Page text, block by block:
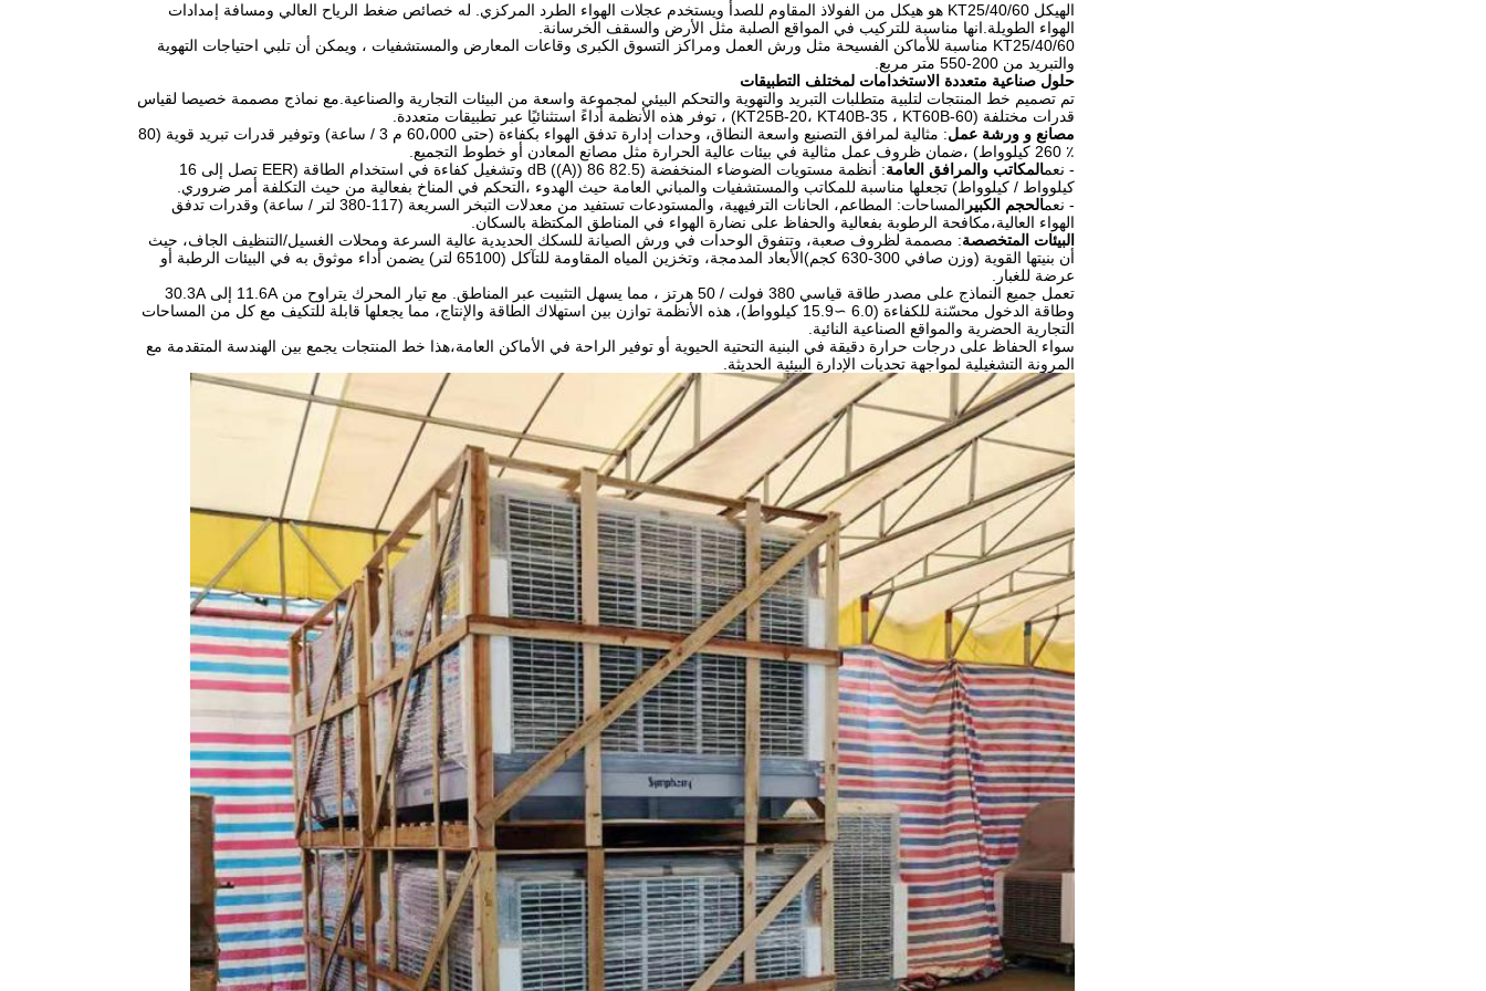
الهيكل KT25/40/60 هو هيكل من الفولاذ المقاوم للصدأ ويستخدم عجلات الهواء الطرد المركزي. له خصائص ضغط الرياح العالي ومسافة إمدادات
الهواء الطويلة.انها مناسبة للتركيب في المواقع الصلبة مثل الأرض والسقف الخرسانة.
KT25/40/60 مناسبة للأماكن الفسيحة مثل ورش العمل ومراكز التسوق الكبرى وقاعات المعارض والمستشفيات ، ويمكن أن تلبي احتياجات التهوية
والتبريد من 200-550 متر مربع.
حلول صناعية متعددة الاستخدامات لمختلف التطبيقات
تم تصميم خط المنتجات لتلبية متطلبات التبريد والتهوية والتحكم البيئي لمجموعة واسعة من البيئات التجارية والصناعية.مع نماذج مصممة خصيصا لقياس
قدرات مختلفة (KT25B-20، KT40B-35 ، KT60B-60) ، توفر هذه الأنظمة أداءً استثنائيًا عبر تطبيقات متعددة.
مصانع و ورشة عمل
: مثالية لمرافق التصنيع واسعة النطاق، وحدات إدارة تدفق الهواء بكفاءة (حتى 60،000 م 3 / ساعة) وتوفير قدرات تبريد قوية (80
٪ 260 كيلوواط) ،ضمان ظروف عمل مثالية في بيئات عالية الحرارة مثل مصانع المعادن أو خطوط التجميع.
- نعمالمكاتب والمرافق العامة
: أنظمة مستويات الضوضاء المنخفضة (82.5 86 dB ((A)) وتشغيل كفاءة في استخدام الطاقة (EER تصل إلى 16
كيلوواط / كيلوواط) تجعلها مناسبة للمكاتب والمستشفيات والمباني العامة حيث الهدوء ،التحكم في المناخ بفعالية من حيث التكلفة أمر ضروري.
- نعمالحجم الكبير
المساحات: المطاعم، الحانات الترفيهية، والمستودعات تستفيد من معدلات التبخر السريعة (117-380 لتر / ساعة) وقدرات تدفق
الهواء العالية،مكافحة الرطوبة بفعالية والحفاظ على نضارة الهواء في المناطق المكتظة بالسكان.
البيئات المتخصصة: مصممة لظروف صعبة، وتتفوق الوحدات في ورش الصيانة للسكك الحديدية عالية السرعة ومحلات الغسيل/التنظيف الجاف، حيث
أن بنيتها القوية (وزن صافي 300-630 كجم)الأبعاد المدمجة، وتخزين المياه المقاومة للتآكل (65100 لتر) يضمن أداء موثوق به في البيئات الرطبة أو
عرضة للغبار.
تعمل جميع النماذج على مصدر طاقة قياسي 380 فولت / 50 هرتز ، مما يسهل التثبيت عبر المناطق. مع تيار المحرك يتراوح من 11.6A إلى 30.3A
وطاقة الدخول محسّنة للكفاءة (6.0 ∼15.9 كيلوواط)، هذه الأنظمة توازن بين استهلاك الطاقة والإنتاج، مما يجعلها قابلة للتكيف مع كل من المساحات
التجارية الحضرية والمواقع الصناعية النائية.
سواء الحفاظ على درجات حرارة دقيقة في البنية التحتية الحيوية أو توفير الراحة في الأماكن العامة،هذا خط المنتجات يجمع بين الهندسة المتقدمة مع
المرونة التشغيلية لمواجهة تحديات الإدارة البيئية الحديثة.